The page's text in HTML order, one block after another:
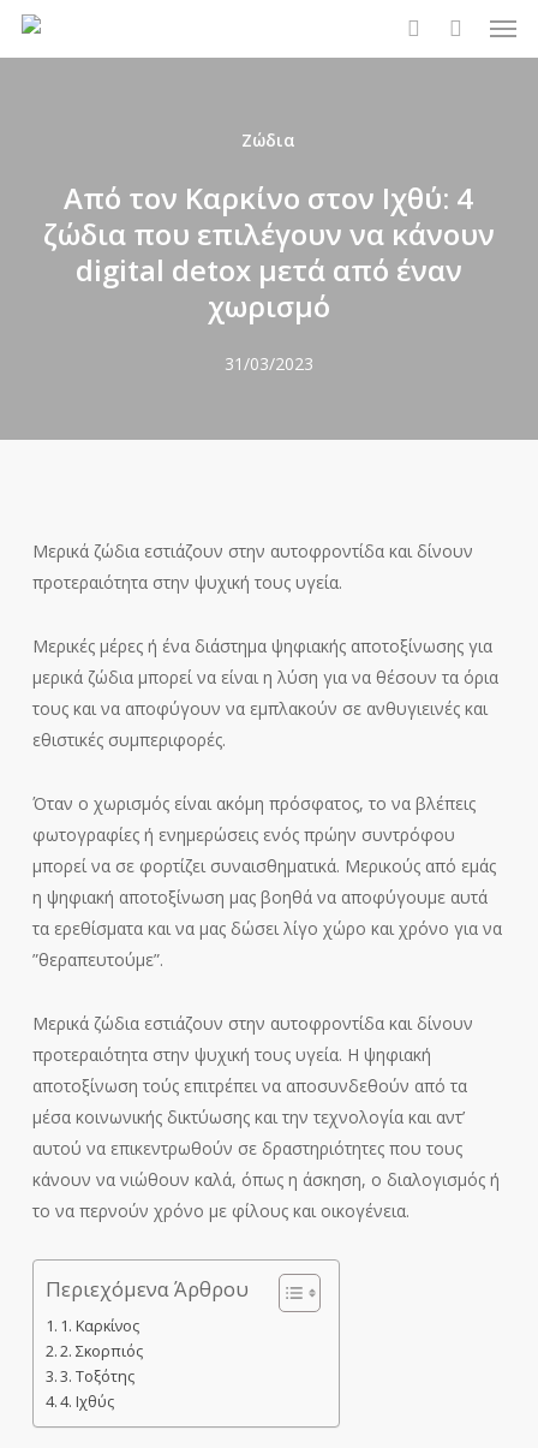
Skip
search
Ζώδια
Από τον Καρκίνο στον Ιχθύ: 4
ζώδια που επιλέγουν να κάνουν
digital detox μετά από έναν
χωρισμό
31/03/2023
Μερικά ζώδια εστιάζουν στην αυτοφροντίδα και δίνουν
προτεραιότητα στην ψυχική τους υγεία.
Μερικές μέρες ή ένα διάστημα ψηφιακής αποτοξίνωσης για
μερικά ζώδια μπορεί να είναι η λύση για να θέσουν τα όρια
τους και να αποφύγουν να εμπλακούν σε ανθυγιεινές και
εθιστικές συμπεριφορές.
Όταν ο χωρισμός είναι ακόμη πρόσφατος, το να βλέπεις
φωτογραφίες ή ενημερώσεις ενός πρώην συντρόφου
μπορεί να σε φορτίζει συναισθηματικά. Μερικούς από εμάς
η ψηφιακή αποτοξίνωση μας βοηθά να αποφύγουμε αυτά
τα ερεθίσματα και να μας δώσει λίγο χώρο και χρόνο για να
”θεραπευτούμε”.
Μερικά ζώδια εστιάζουν στην αυτοφροντίδα και δίνουν
προτεραιότητα στην ψυχική τους υγεία. Η ψηφιακή
αποτοξίνωση τούς επιτρέπει να αποσυνδεθούν από τα
μέσα κοινωνικής δικτύωσης και την τεχνολογία και αντ’
αυτού να επικεντρωθούν σε δραστηριότητες που τους
κάνουν να νιώθουν καλά, όπως η άσκηση, ο διαλογισμός ή
το να περνούν χρόνο με φίλους και οικογένεια.
Περιεχόμενα Άρθρου
1. Καρκίνος
2. Σκορπιός
3. Τοξότης
4. Ιχθύς